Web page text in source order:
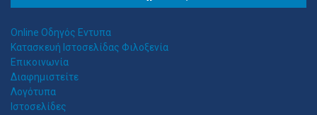
Online Οδηγός Εντυπα
Κατασκευή Ιστοσελίδας Φιλοξενία
Επικοινωνία
Διαφημιστείτε
Λογότυπα
Ιστοσελίδες